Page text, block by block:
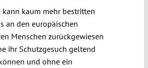
kaum mehr bestritten
an den europäischen
Menschen zurückgewiesen
ihr Schutzgesuch geltend
und ohne ein